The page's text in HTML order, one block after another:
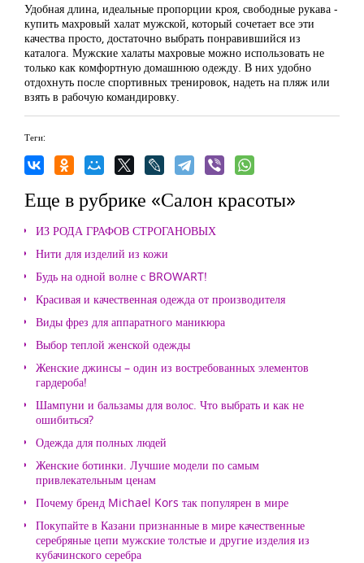
Удобная длина, идеальные пропорции кроя, свободные рукава -
купить махровый халат мужской, который сочетает все эти
качества просто, достаточно выбрать понравившийся из
каталога. Мужские халаты махровые можно использовать не
только как комфортную домашнюю одежду. В них удобно
отдохнуть после спортивных тренировок, надеть на пляж или
взять в рабочую командировку.
Теги:
Еще в рубрике «Салон красоты»
ИЗ РОДА ГРАФОВ СТРОГАНОВЫХ
Нити для изделий из кожи
Будь на одной волне с BROWART!
Красивая и качественная одежда от производителя
Виды фрез для аппаратного маникюра
Выбор теплой женской одежды
Женские джинсы – один из востребованных элементов
гардероба!
Шампуни и бальзамы для волос. Что выбрать и как не
ошибиться?
Одежда для полных людей
Женские ботинки. Лучшие модели по самым
привлекательным ценам
Почему бренд Michael Kors так популярен в мире
Покупайте в Казани признанные в мире качественные
серебряные цепи мужские толстые и другие изделия из
кубачинского серебра